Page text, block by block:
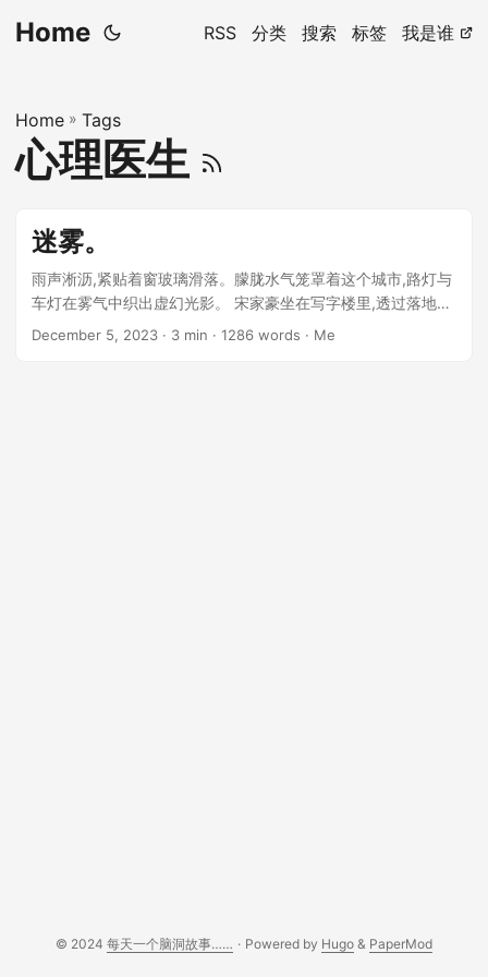
Home RSS 分类 搜索 标签 我是谁
Home » Tags
心理医生
迷雾。
雨声淅沥,紧贴着窗玻璃滑落。朦胧水气笼罩着这个城市,路灯与
车灯在雾气中织出虚幻光影。 宋家豪坐在写字楼里,透过落地窗
眺望着灰蒙蒙的街景。他试图在记忆里搜寻这里的印象,一无所
December 5, 2023 · 3 min · 1286 words · Me
© 2024 每天一个脑洞故事…… · Powered by Hugo & PaperMod